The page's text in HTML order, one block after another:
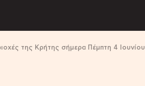
της Κρήτης σήμερα Πέμπτη 4 Ιουνίου